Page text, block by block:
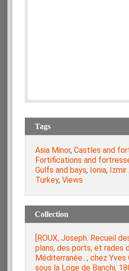
Tags
Asia Minor, Castles and
Fortifications and
Gulfs and bays, Ionia,
Turkey, Views
Collection
[ROUX, Joseph. Recueil
plans, des ports, et rades
Méditerranée..., chez Yves
sous la Loge de Banchi,